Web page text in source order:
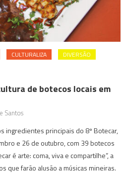
CULTURALIZA DIVERSÃO
de botecos locais em
Santos
ingredientes principais do 8º Botecar,
e 26 de outubro, com 39 botecos
é arte: coma, viva e compartilhe”, a
que farão alusão a músicas mineiras.